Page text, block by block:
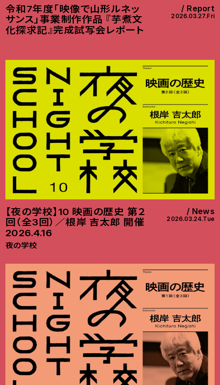
令和7年度「映像で山形ルネッ
サンス」事業制作作品 『芋煮文
化探求記』完成試写会レポート
Report
2026.03.27.Fri
【夜の学校】10 映画の歴史 第２
回（全3回）／根岸 吉太郎 開催
2026.4.16
夜の学校
News
2026.03.24.Tue